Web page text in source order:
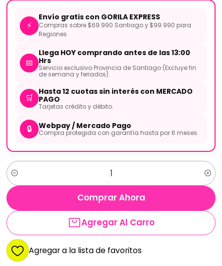
⚡
Envío gratis con GORILA EXPRESS
Compras sobre $69.990 Santiago y $99.990 para
Regiones
📅
Llega HOY comprando antes de las 13:00
Hrs
Servicio exclusivo Provincia de Santiago (Excluye fin
de semana y feriados).
🛒
Hasta 12 cuotas sin interés con MERCADO
PAGO
Tarjetas crédito y débito.
🔒 Webpay / Mercado Pago
Compra protegida con garantía hasta por 6 meses.
Cantidad
Agregar Al Carro
Comprar Ahora
Agregar a la lista de favoritos